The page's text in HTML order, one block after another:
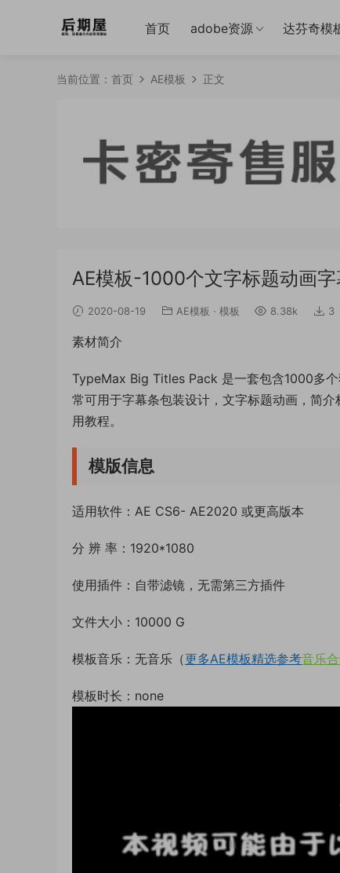
首页 adobe资源 达芬奇模
当前位置： 首页 AE模板 正文
AE模板-1000个文字标题动画
2020-08-19 AE模板 · 模板 8.38k 3
素材简介
TypeMax Big Titles Pack 是一套包含1000多
常可用于字幕条包装设计，文字标题动画，简
用教程。
模版信息
适用软件：AE CS6- AE2020 或更高版本
分 辨 率：1920*1080
使用插件：自带滤镜，无需第三方插件
文件大小：10000 G
模板音乐：无音乐（更多AE模板精选参考音乐
模板时长：none